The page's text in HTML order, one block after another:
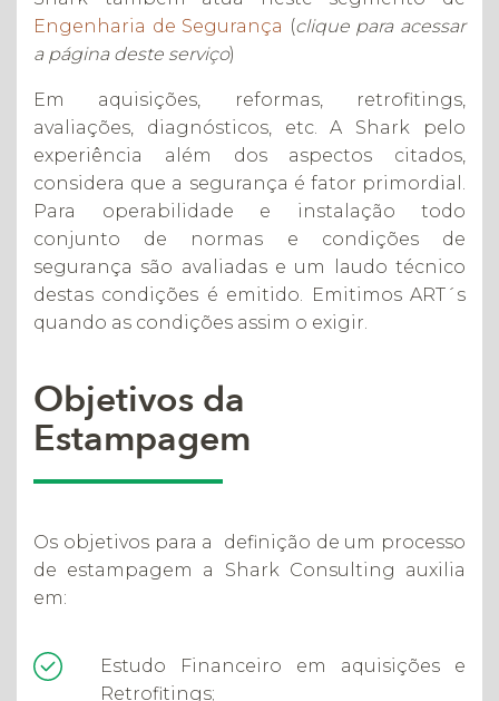
Engenharia de Segurança (clique para acessar
a página deste serviço)
Em aquisições, reformas, retrofitings,
avaliações, diagnósticos, etc. A Shark pelo
experiência além dos aspectos citados,
considera que a segurança é fator primordial.
Para operabilidade e instalação todo
conjunto de normas e condições de
segurança são avaliadas e um laudo técnico
destas condições é emitido. Emitimos ART´s
quando as condições assim o exigir.
Objetivos da
Estampagem
Os objetivos para a definição de um processo
de estampagem a Shark Consulting auxilia
em:
Estudo Financeiro em aquisições e
Retrofitings;